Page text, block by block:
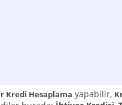
Kredi Hesaplama yapabilir,